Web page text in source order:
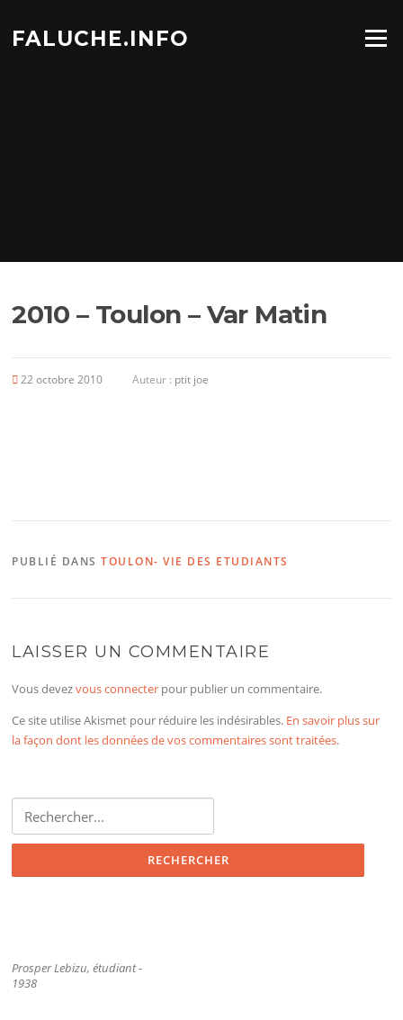
contenu
FALUCHE.INFO Menu
2010 – Toulon – Var Matin
22 octobre 2010 Auteur : ptit joe
PUBLIÉ DANSTOULON- VIE DES ETUDIANTS
LAISSER UN COMMENTAIRE
Vous devezvous connecter pour publier un commentaire.
Ce site utilise Akismet pour réduire les indésirables. En savoir plus sur
la façon dont les données de vos commentaires sont traitées.
Prosper Lebizu, étudiant -
1938